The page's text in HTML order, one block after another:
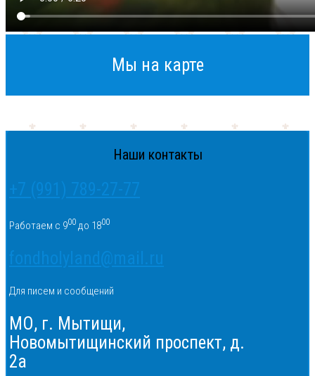
Мы на карте
Наши контакты
+7 (991) 789-27-77
Работаем с 900 до 1800
fondholyland@mail.ru
Для писем и сообщений
МО, г. Мытищи,
Новомытищинский проспект, д.
2а